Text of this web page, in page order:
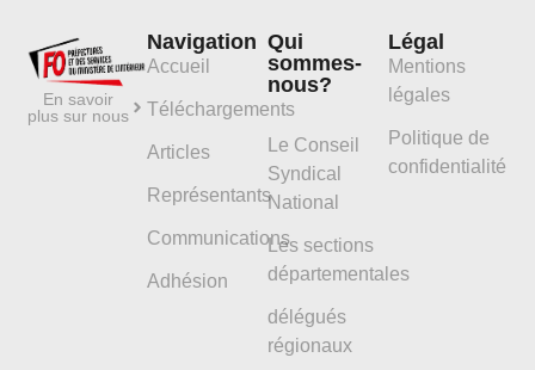
En savoir
plus sur nous
Navigation
Accueil
Téléchargements
Articles
Représentants
Communications
Adhésion
Qui
sommes-
nous?
Le Conseil
Syndical
National
Les sections
départementales
délégués
régionaux
Légal
Mentions
légales
Politique de
confidentialité